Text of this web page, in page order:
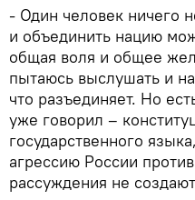
- Один человек ничего
и объединить нацию
общая воля и общее
пытаюсь выслушать и
что разъединяет. Но
уже говорил –
государственного
агрессию России
рассуждения не